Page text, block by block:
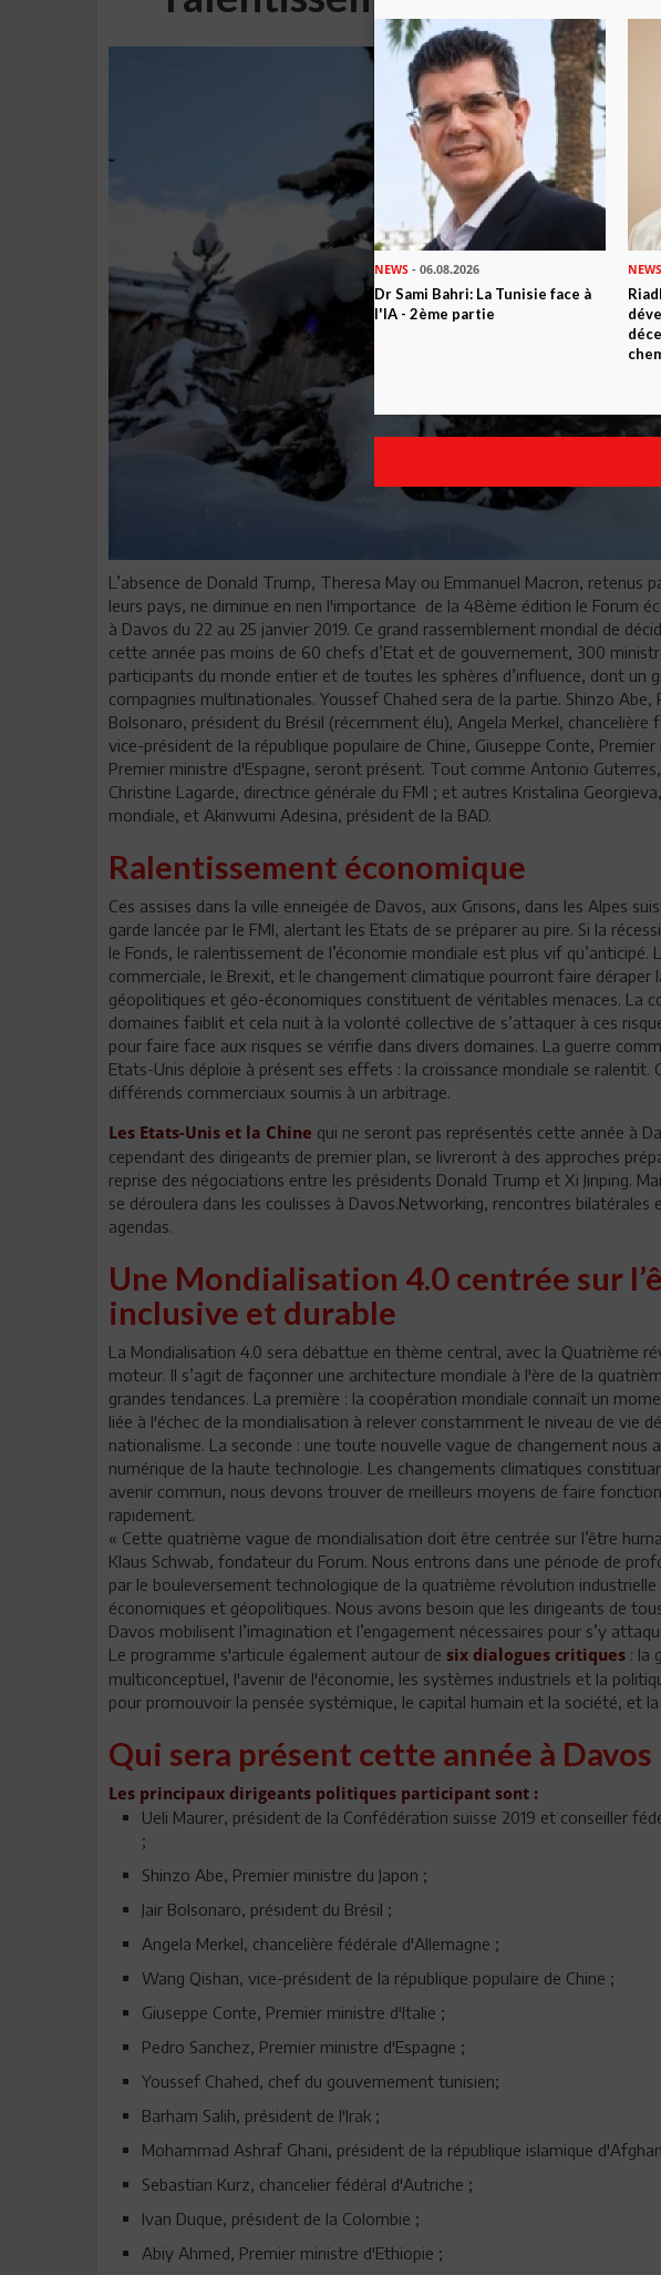
L’absence de Donald Trump, Theresa May ou Emmanuel Macron, retenus
leurs pays, ne diminue en rien l'importance de la 48ème édition le Forum
à Davos du 22 au 25 janvier 2019. Ce grand rassemblement mondial de
cette année pas moins de 60 chefs d’Etat et de gouvernement, 300
participants du monde entier et de toutes les sphères d’influence, dont un
compagnies multinationales. Youssef Chahed sera de la partie. Shinzo Abe,
Bolsonaro, président du Brésil (récemment élu), Angela Merkel, chancelière
vice-président de la république populaire de Chine, Giuseppe Conte,
Premier ministre d'Espagne, seront présent. Tout comme Antonio
Christine Lagarde, directrice générale du FMI ; et autres Kristalina
mondiale, et Akinwumi Adesina, président de la BAD.
Ralentissement économique
Ces assises dans la ville enneigée de Davos, aux Grisons, dans les Alpes
garde lancée par le FMI, alertant les Etats de se préparer au pire. Si la
le Fonds, le ralentissement de l’économie mondiale est plus vif qu’anticipé.
commerciale, le Brexit, et le changement climatique pourront faire déraper
géopolitiques et géo-économiques constituent de véritables menaces. La
domaines faiblit et cela nuit à la volonté collective de s’attaquer à ces
pour faire face aux risques se vérifie dans divers domaines. La guerre
Etats-Unis déploie à présent ses effets : la croissance mondiale se ralentit.
différends commerciaux soumis à un arbitrage.
Les Etats-Unis et la Chine qui ne seront pas représentés cette année à
cependant des dirigeants de premier plan, se livreront à des approches
reprise des négociations entre les présidents Donald Trump et Xi Jinping.
se déroulera dans les coulisses à Davos.Networking, rencontres
agendas.
Une Mondialisation 4.0 centrée sur
inclusive et durable
La Mondialisation 4.0 sera débattue en thème central, avec la Quatrième
moteur. Il s’agit de façonner une architecture mondiale à l'ère de la
grandes tendances. La première : la coopération mondiale connaît un
liée à l'échec de la mondialisation à relever constamment le niveau de vie
nationalisme. La seconde : une toute nouvelle vague de changement
numérique de la haute technologie. Les changements climatiques
avenir commun, nous devons trouver de meilleurs moyens de faire
rapidement.
« Cette quatrième vague de mondialisation doit être centrée sur l’être
Klaus Schwab, fondateur du Forum. Nous entrons dans une période de
par le bouleversement technologique de la quatrième révolution
économiques et géopolitiques. Nous avons besoin que les dirigeants de
Davos mobilisent l’imagination et l’engagement nécessaires pour s’y
Le programme s'articule également autour de six dialogues critiques : la
multiconceptuel, l'avenir de l'économie, les systèmes industriels et la
pour promouvoir la pensée systémique, le capital humain et la société, et
Qui sera présent cette année à Davos
Les principaux dirigeants politiques participant sont :
Ueli Maurer, président de la Confédération suisse 2019 et conseiller
;
Shinzo Abe, Premier ministre du Japon ;
Jair Bolsonaro, président du Brésil ;
Angela Merkel, chancelière fédérale d'Allemagne ;
Wang Qishan, vice-président de la république populaire de Chine ;
Giuseppe Conte, Premier ministre d'Italie ;
Pedro Sanchez, Premier ministre d'Espagne ;
Youssef Chahed, chef du gouvernement tunisien;
Barham Salih, président de l'Irak ;
Mohammad Ashraf Ghani, président de la république islamique
Sebastian Kurz, chancelier fédéral d'Autriche ;
Ivan Duque, président de la Colombie ;
Abiy Ahmed, Premier ministre d'Ethiopie ;
NEWS - 06.08.2026
Dr Sami Bahri: La Tunisie face à
l'IA - 2ème partie
NEWS